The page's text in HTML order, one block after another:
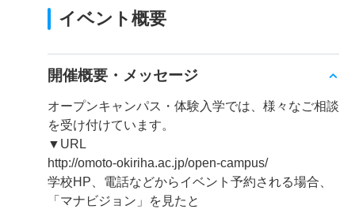
イベント概要
開催概要・メッセージ
オープンキャンパス・体験入学では、様々なご相談
を受け付けています。
▼URL
http://omoto-okiriha.ac.jp/open-campus/
学校HP、電話などからイベント予約される場合、
「マナビジョン」を見たと